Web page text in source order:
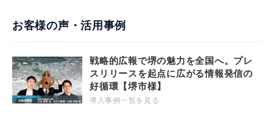
お客様の声・活用事例
戦略的広報で堺の魅力を全国へ。プレ
スリリースを起点に広がる情報発信の
好循環【堺市様】
導入事例一覧を見る